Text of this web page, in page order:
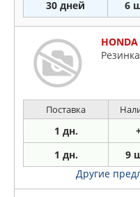
30 дней 6
Поставка
1 дн.
1 дн. 9
Другие